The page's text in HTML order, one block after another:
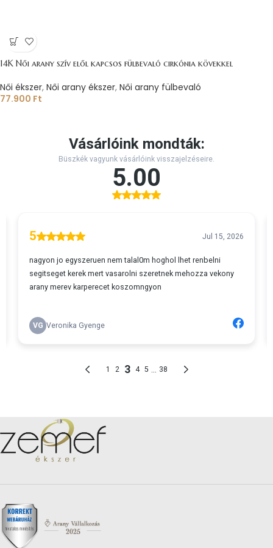
14K Női arany szív elől kapcsos fülbevaló cirkónia kövekkel
Női ékszer, Női arany ékszer, Női arany fülbevaló
77.900 Ft